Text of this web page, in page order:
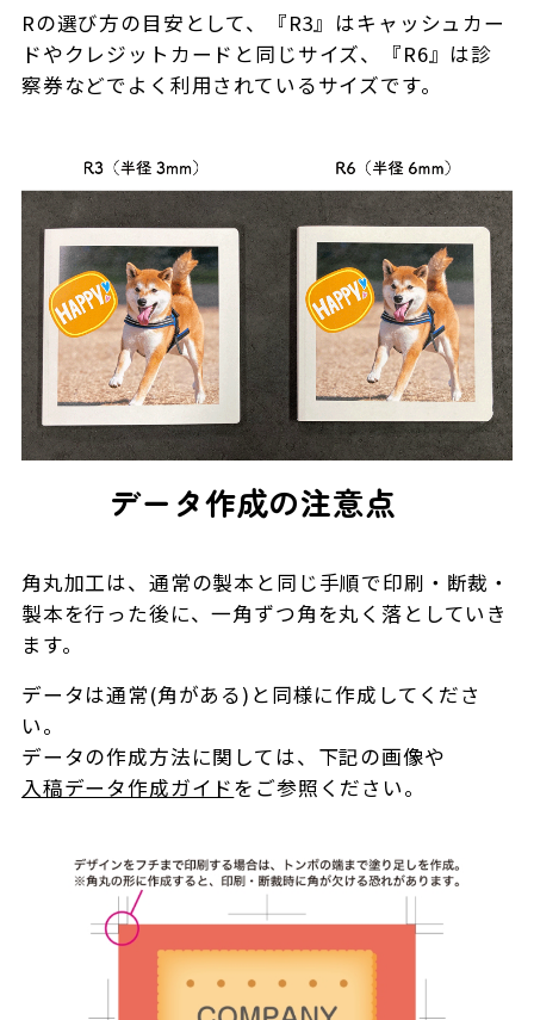
Rの選び方の目安として、『R3』はキャッシュカー
ドやクレジットカードと同じサイズ、『R6』は診
察券などでよく利用されているサイズです。
データ作成の注意点
角丸加工は、通常の製本と同じ手順で印刷・断裁・
製本を行った後に、一角ずつ角を丸く落としていき
ます。
データは通常(角がある)と同様に作成してくださ
い。
データの作成方法に関しては、下記の画像や
入稿データ作成ガイドをご参照ください。